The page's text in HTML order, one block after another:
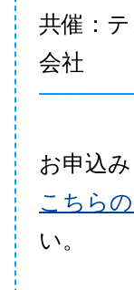
共催：
会社
お申込
こちら
い。